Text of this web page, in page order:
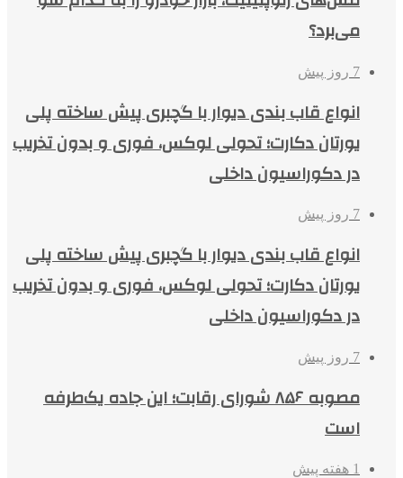
می‌برد؟
7 روز پیش
انواع قاب بندی دیوار با گچبری پیش ساخته پلی
یورتان دکارت؛ تحولی لوکس، فوری و بدون تخریب
در دکوراسیون داخلی
7 روز پیش
انواع قاب بندی دیوار با گچبری پیش ساخته پلی
یورتان دکارت؛ تحولی لوکس، فوری و بدون تخریب
در دکوراسیون داخلی
7 روز پیش
مصوبه ۸۵۶ شورای رقابت؛ این جاده یک‌طرفه
است
1 هفته پیش